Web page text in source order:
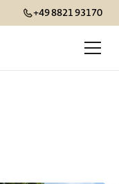
+49 8821 93170